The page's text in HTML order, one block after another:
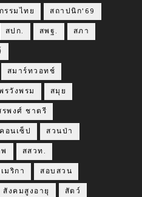
รรมไทย สถาปนิก’69
สปก. สพฐ. สภา
สมาร์ทวอทช์
รวังพรม สมุย
รพงศ์ ชาตรี
อนเซ็ป สวนป่า
สสวท.
มริกา สอบสวน
สังคมสูงอายุ สัตว์